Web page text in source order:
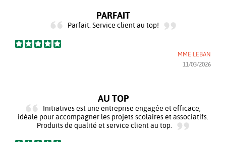
PARFAIT
Parfait. Service client au top!
MME LEBAN
11/03/2026
AU TOP
Initiatives est une entreprise engagée et efficace,
idéale pour accompagner les projets scolaires et associatifs.
Produits de qualité et service client au top.